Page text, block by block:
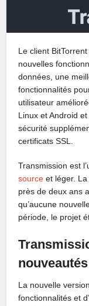
Le client
nouvelles
données, une
fonctionnalités
utilisateur
Linux et Android
sécurité
certificats SSL.
Transmission est
source et léger.
près de deux ans
qu’aucune
période, le projet
La nouvelle
fonctionnalités et